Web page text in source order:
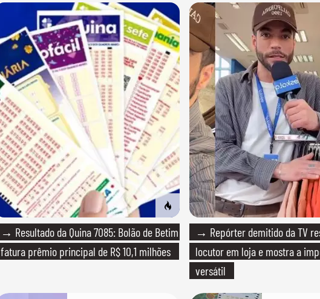
→ Resultado da Quina 7085: Bolão de Betim
fatura prêmio principal de R$ 10,1 milhões
→ Repórter demitido da TV
locutor em loja e mostra a
versátil